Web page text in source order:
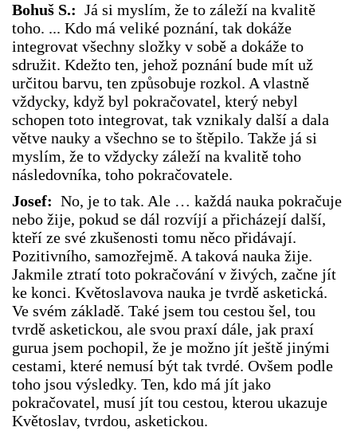
Bohuš S.: Já si myslím, že to záleží na kvalitě
toho. ... Kdo má veliké poznání, tak dokáže
integrovat všechny složky v sobě a dokáže to
sdružit. Kdežto ten, jehož poznání bude mít už
určitou barvu, ten způsobuje rozkol. A vlastně
vždycky, když byl pokračovatel, který nebyl
schopen toto integrovat, tak vznikaly další a dala
větve nauky a všechno se to štěpilo. Takže já si
myslím, že to vždycky záleží na kvalitě toho
následovníka, toho pokračovatele.
Josef: No, je to tak. Ale … každá nauka pokračuje
nebo žije, pokud se dál rozvíjí a přicházejí další,
kteří ze své zkušenosti tomu něco přidávají.
Pozitivního, samozřejmě. A taková nauka žije.
Jakmile ztratí toto pokračování v živých, začne jít
ke konci. Květoslavova nauka je tvrdě asketická.
Ve svém základě. Také jsem tou cestou šel, tou
tvrdě asketickou, ale svou praxí dále, jak praxí
gurua jsem pochopil, že je možno jít ještě jinými
cestami, které nemusí být tak tvrdé. Ovšem podle
toho jsou výsledky. Ten, kdo má jít jako
pokračovatel, musí jít tou cestou, kterou ukazuje
Květoslav, tvrdou, asketickou.